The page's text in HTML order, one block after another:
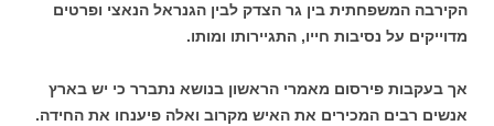
הקירבה המשפחתית בין גר הצדק לבין הגנראל הנאצי ופרטים
מדוייקים על נסיבות חייו, התגיירותו ומותו.
אך בעקבות פירסום מאמרי הראשון בנושא נתברר כי יש בארץ
אנשים רבים המכירים את האיש מקרוב ואלה פיענחו את החידה.